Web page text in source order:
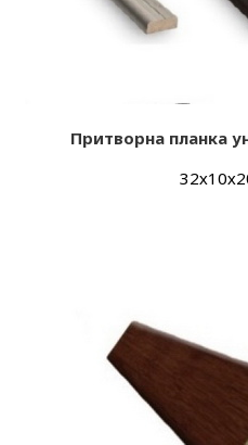
Притворна планка